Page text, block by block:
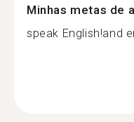
Minhas metas de
speak English!and